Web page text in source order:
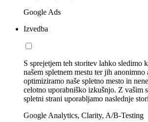
Google Ads
Izvedba
S sprejetjem teh storitev lahko sledimo
našem spletnem mestu ter jih anonimno
optimiziramo naše spletno mesto in
celotno uporabniško izkušnjo. Z vašim
spletni strani uporabljamo naslednje
Google Analytics, Clarity, A/B-Testing